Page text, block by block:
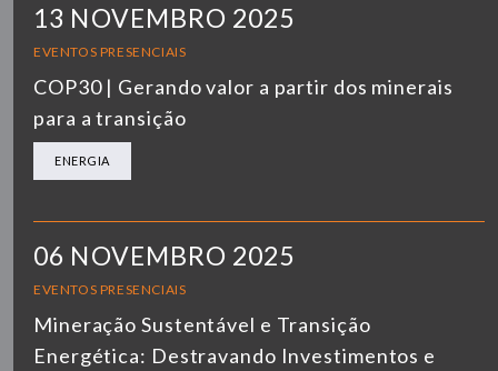
13 NOVEMBRO 2025
EVENTOS PRESENCIAIS
COP30 | Gerando valor a partir dos minerais
para a transição
ENERGIA
06 NOVEMBRO 2025
EVENTOS PRESENCIAIS
Mineração Sustentável e Transição
Energética: Destravando Investimentos e